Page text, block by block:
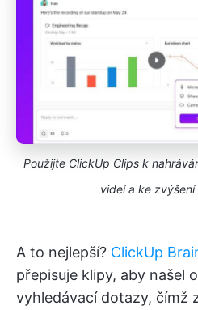
Použijte ClickUp Clips k
videí a ke
A to nejlepší? ClickUp
přepisuje klipy, aby našel
vyhledávací dotazy, čímž